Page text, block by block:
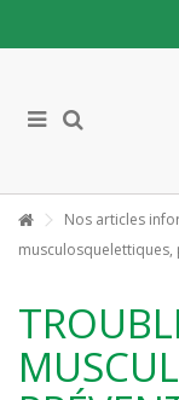
Nos articles